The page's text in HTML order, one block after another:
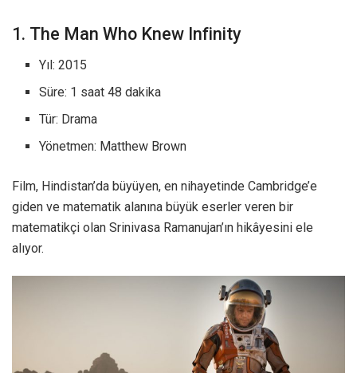
1. The Man Who Knew Infinity
Yıl: 2015
Süre: 1 saat 48 dakika
Tür: Drama
Yönetmen: Matthew Brown
Film, Hindistan’da büyüyen, en nihayetinde Cambridge’e
giden ve matematik alanına büyük eserler veren bir
matematikçi olan Srinivasa Ramanujan’ın hikâyesini ele
alıyor.